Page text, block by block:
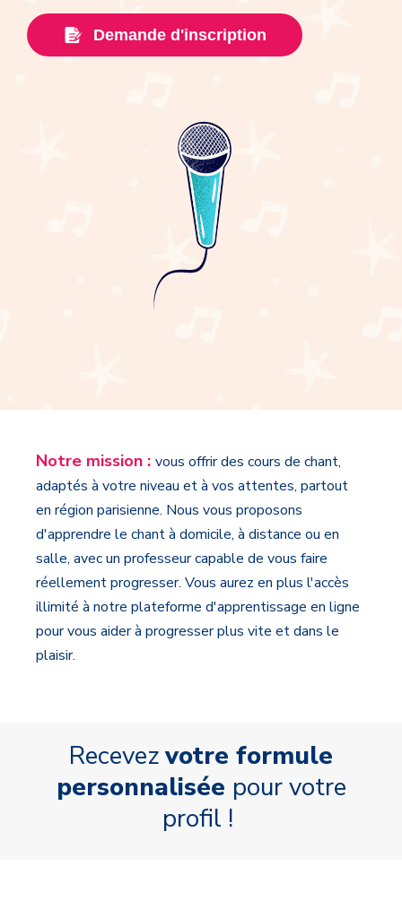
Demande d'inscription
Notre mission : vous offrir des cours de chant,
adaptés à votre niveau et à vos attentes, partout
en région parisienne. Nous vous proposons
d'apprendre le chant à domicile, à distance ou en
salle, avec un professeur capable de vous faire
réellement progresser. Vous aurez en plus l'accès
illimité à notre plateforme d'apprentissage en ligne
pour vous aider à progresser plus vite et dans le
plaisir.
Recevezvotre formule
personnalisée pour votre
profil !